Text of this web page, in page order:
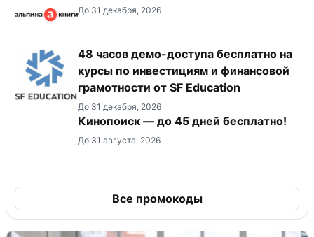
До 31 декабря, 2026
48 часов демо-доступа бесплатно на
курсы по инвестициям и финансовой
грамотности от SF Education
До 31 декабря, 2026
Кинопоиск — до 45 дней бесплатно!
До 31 августа, 2026
Все промокоды